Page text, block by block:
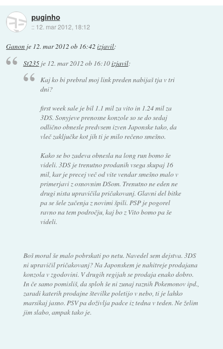
puginho
:: 12. mar 2012, 18:12
Ganon je 12. mar 2012 ob 16:42 izjavil:
St235je 12. mar 2012 ob 16:10izjavil:
Kaj ko bi prebral moj link preden nabijaš tja v tri
dni?
first week sale je bil 1.1 mil za vito in 1.24 mil za
3DS. Sonyjeve prenosne konzole so se do sedaj
odlično obnesle predvsem izven Japonske tako, da
vleč zaključke kot jih ti je milo rečeno smešno.
Kako se bo zadeva obnesla na long run bomo še
videli. 3DS je trenutno prodanih vsega skupaj 16
mil, kar je precej več od vite vendar smešno malo v
primerjavi z osnovnim DSom. Trenutno ne eden ne
drugi nista upravičila pričakovanj. Glavni del bitke
pa se šele začenja z novimi špili. PSP je pogorel
ravno na tem področju, kaj bo z Vito bomo pa še
videli.
Boš moral še malo pobrskati po netu. Navedel sem dejstva. 3DS
ni upravičil pričakovanj? Na Japonskem je nahitreje prodajana
konzola v zgodovini. V drugih regijah se prodaja enako dobro.
In če samo pomisliš, da sploh še ni zunaj raznih Pokemonov ipd.,
zaradi katerih prodajne številke poletijo v nebo, ti je lahko
marsikaj jasno. PSV pa doživlja padce iz tedna v teden. Ne želim
jim slabo, ampak tako je.